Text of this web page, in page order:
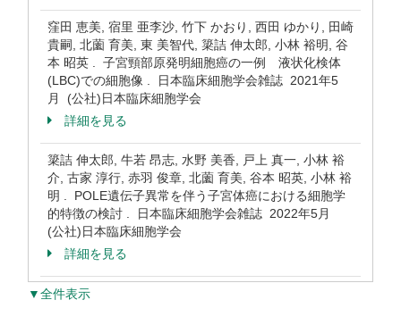
窪田 恵美, 宿里 亜李沙, 竹下 かおり, 西田 ゆかり, 田崎
貴嗣, 北薗 育美, 東 美智代, 簗詰 伸太郎, 小林 裕明, 谷
本 昭英 . 子宮頸部原発明細胞癌の一例 液状化検体
(LBC)での細胞像 . 日本臨床細胞学会雑誌 2021年5
月 (公社)日本臨床細胞学会
詳細を見る
簗詰 伸太郎, 牛若 昂志, 水野 美香, 戸上 真一, 小林 裕
介, 古家 淳行, 赤羽 俊章, 北薗 育美, 谷本 昭英, 小林 裕
明 . POLE遺伝子異常を伴う子宮体癌における細胞学
的特徴の検討 . 日本臨床細胞学会雑誌 2022年5月
(公社)日本臨床細胞学会
詳細を見る
▼全件表示